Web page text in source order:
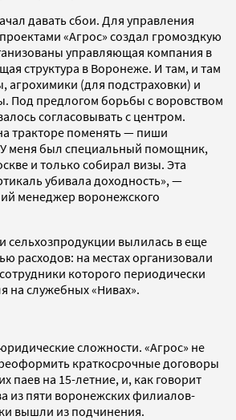
давать сбои. Для управления
«Агрос» создал громоздкую
управляющая компания в
структура в Воронеже. И там, и там
агрохимики (для подстраховки) и
Под предлогом борьбы с воровством
согласовывать с центром.
тракторе поменять — пиши
У меня был специальный помощник,
и только собирал визы. Эта
убивала доходность», —
менеджер воронежского
сельхозпродукции вылилась в еще
расходов: на местах организовали
которого периодически
на служебных «Нивах».
сложности. «Агрос» не
краткосрочные договоры
паев на 15-летние, и, как говорит
из пяти воронежских филиалов-
вышли из подчинения.